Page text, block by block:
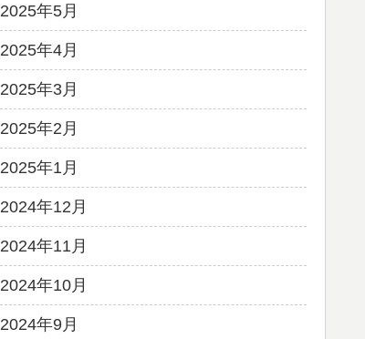
2025年5月
2025年4月
2025年3月
2025年2月
2025年1月
2024年12月
2024年11月
2024年10月
2024年9月